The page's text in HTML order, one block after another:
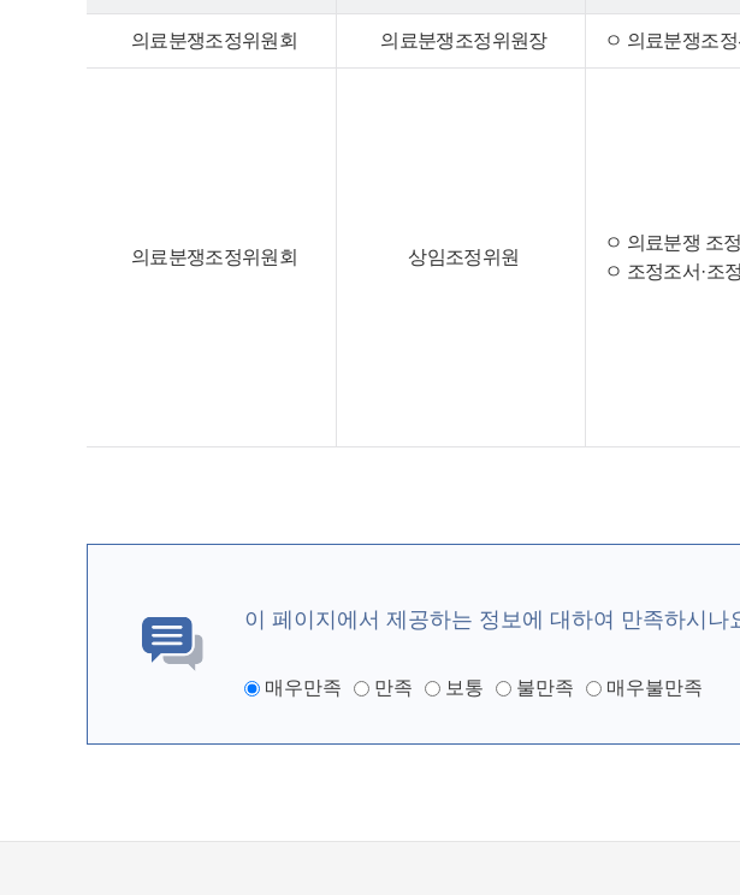
의료분쟁조정위원회 의료분쟁조정위원장 ㅇ 의료분쟁조
의료분쟁조정위원회 상임조정위원
ㅇ 의료분쟁 조
ㅇ 조정조서·조
이 페이지에서 제공하는 정보에 대하여 만족하시나
매우만족 만족 보통 불만족 매우불만족